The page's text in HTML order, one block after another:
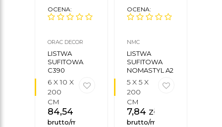
OCENA:
ORAC DECOR
LISTWA
SUFITOWA
C390
6 X 10 X
200
CM
84,54
brutto/mb
OCENA:
NMC
LISTWA
SUFITOWA
NOMASTYL A2
NMC
5 X 5 X
200
CM
7,84 zł
brutto/mb